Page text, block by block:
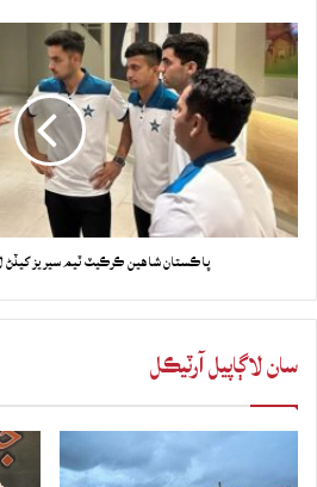
پاڪستان شاهين ڪرڪيٽ ٽيم سيريز کيڏڻ
سان لاڳاپيل آرٽيڪل